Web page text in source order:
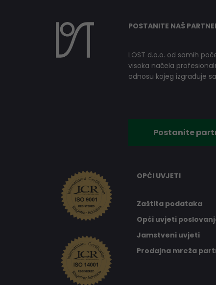
POSTANITE NAŠ
LOST d.o.o. od samih
visoka načela
odnosu kojeg izgrađuje
Postanite
OPĆI UVJETI
Zaštita podataka
Opći uvjeti
Jamstveni uvjeti
Prodajna mreža